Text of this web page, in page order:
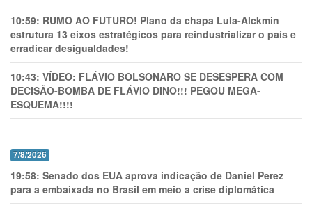
10:59: RUMO AO FUTURO! Plano da chapa Lula-Alckmin
estrutura 13 eixos estratégicos para reindustrializar o país e
erradicar desigualdades!
10:43: VÍDEO: FLÁVIO BOLSONARO SE DESESPERA COM
DECISÃO-BOMBA DE FLÁVIO DINO!!! PEGOU MEGA-
ESQUEMA!!!!
7/8/2026
19:58: Senado dos EUA aprova indicação de Daniel Perez
para a embaixada no Brasil em meio a crise diplomática